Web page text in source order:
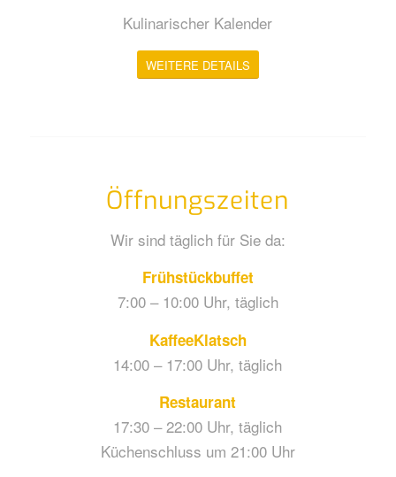
Kulinarischer Kalender
WEITERE DETAILS
Öffnungszeiten
Wir sind täglich für Sie da:
Frühstückbuffet
7:00 – 10:00 Uhr, täglich
KaffeeKlatsch
14:00 – 17:00 Uhr, täglich
Restaurant
17:30 – 22:00 Uhr, täglich
Küchenschluss um 21:00 Uhr